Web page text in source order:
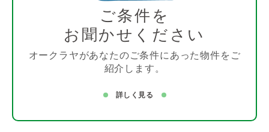
ご条件を
お聞かせください
オークラヤがあなたのご条件にあった物件をご
紹介します。
詳しく見る